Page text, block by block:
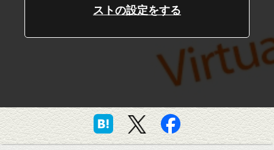
ストの設定をする